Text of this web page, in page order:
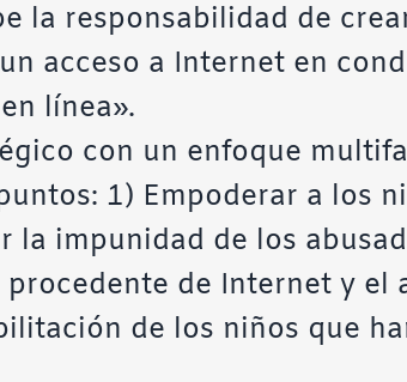
la responsabilidad de
acceso a Internet en
línea».
con un enfoque
1) Empoderar a los
la impunidad de los
de Internet y el
de los niños que